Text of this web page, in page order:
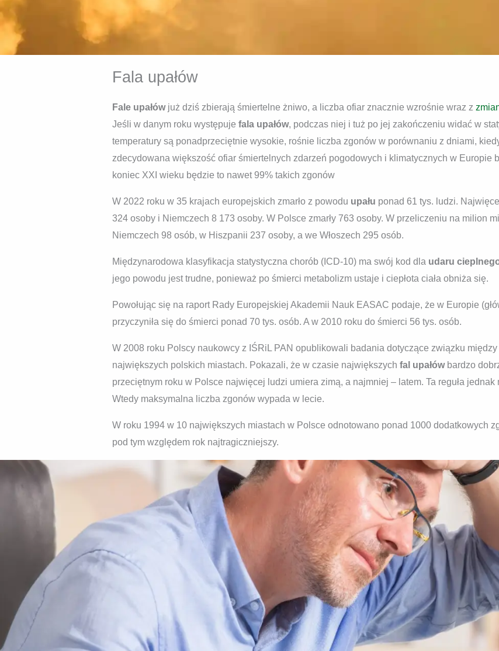
Fala upałów
Fale upałów już dziś zbierają śmiertelne żniwo, a liczba ofiar znacznie wzrośnie wraz z
Jeśli w danym roku występuje fala upałów, podczas niej i tuż po jej zakończeniu widać w
temperatury są ponadprzeciętnie wysokie, rośnie liczba zgonów w porównaniu z dniami,
zdecydowana większość ofiar śmiertelnych zdarzeń pogodowych i klimatycznych w Europie
koniec XXI wieku będzie to nawet 99% takich zgonów
W 2022 roku w 35 krajach europejskich zmarło z powodu upału ponad 61 tys. ludzi.
324 osoby i Niemczech 8 173 osoby. W Polsce zmarły 763 osoby. W przeliczeniu na milion
Niemczech 98 osób, w Hiszpanii 237 osoby, a we Włoszech 295 osób.
Międzynarodowa klasyfikacja statystyczna chorób (ICD-10) ma swój kod dla udaru
jego powodu jest trudne, ponieważ po śmierci metabolizm ustaje i ciepłota ciała obniża się.
Powołując się na raport Rady Europejskiej Akademii Nauk EASAC podaje, że w Europie
przyczyniła się do śmierci ponad 70 tys. osób. A w 2010 roku do śmierci 56 tys. osób.
W 2008 roku Polscy naukowcy z IŚRiL PAN opublikowali badania dotyczące związku między
największych polskich miastach. Pokazali, że w czasie największych fal upałówbardzo
przeciętnym roku w Polsce najwięcej ludzi umiera zimą, a najmniej – latem. Ta reguła jednak
Wtedy maksymalna liczba zgonów wypada w lecie.
W roku 1994 w 10 największych miastach w Polsce odnotowano ponad 1000 dodatkowych
pod tym względem rok najtragiczniejszy.